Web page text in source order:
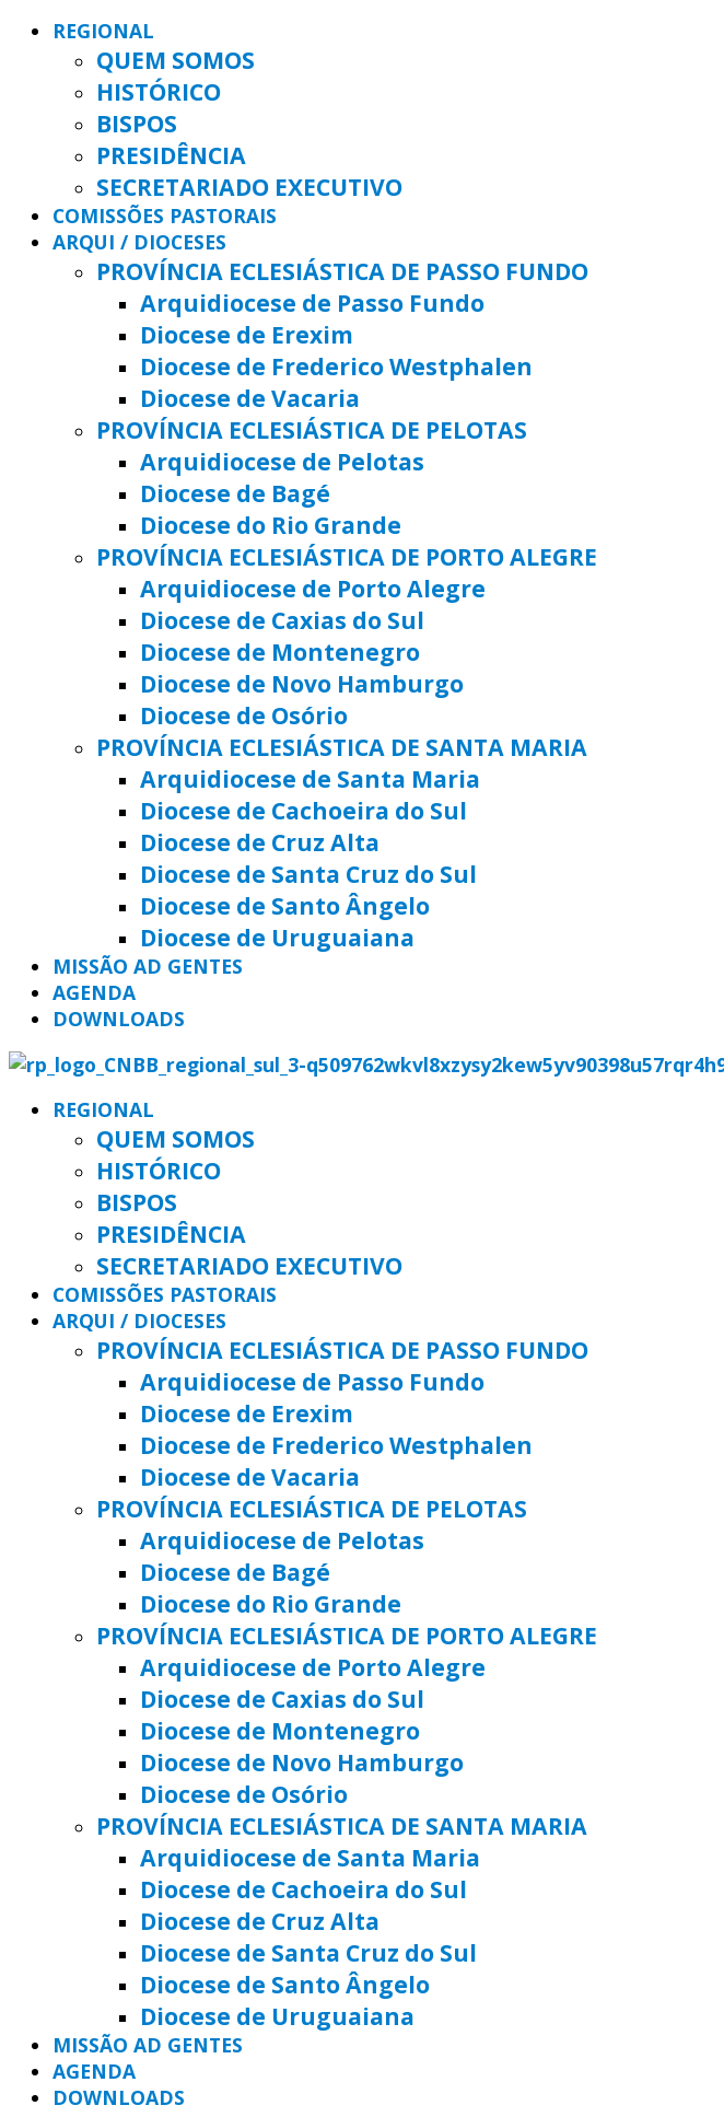
REGIONAL
QUEM SOMOS
HISTÓRICO
BISPOS
PRESIDÊNCIA
SECRETARIADO EXECUTIVO
COMISSÕES PASTORAIS
ARQUI / DIOCESES
PROVÍNCIA ECLESIÁSTICA DE PASSO FUNDO
Arquidiocese de Passo Fundo
Diocese de Erexim
Diocese de Frederico Westphalen
Diocese de Vacaria
PROVÍNCIA ECLESIÁSTICA DE PELOTAS
Arquidiocese de Pelotas
Diocese de Bagé
Diocese do Rio Grande
PROVÍNCIA ECLESIÁSTICA DE PORTO ALEGRE
Arquidiocese de Porto Alegre
Diocese de Caxias do Sul
Diocese de Montenegro
Diocese de Novo Hamburgo
Diocese de Osório
PROVÍNCIA ECLESIÁSTICA DE SANTA MARIA
Arquidiocese de Santa Maria
Diocese de Cachoeira do Sul
Diocese de Cruz Alta
Diocese de Santa Cruz do Sul
Diocese de Santo Ângelo
Diocese de Uruguaiana
MISSÃO AD GENTES
AGENDA
DOWNLOADS
REGIONAL
QUEM SOMOS
HISTÓRICO
BISPOS
PRESIDÊNCIA
SECRETARIADO EXECUTIVO
COMISSÕES PASTORAIS
ARQUI / DIOCESES
PROVÍNCIA ECLESIÁSTICA DE PASSO FUNDO
Arquidiocese de Passo Fundo
Diocese de Erexim
Diocese de Frederico Westphalen
Diocese de Vacaria
PROVÍNCIA ECLESIÁSTICA DE PELOTAS
Arquidiocese de Pelotas
Diocese de Bagé
Diocese do Rio Grande
PROVÍNCIA ECLESIÁSTICA DE PORTO ALEGRE
Arquidiocese de Porto Alegre
Diocese de Caxias do Sul
Diocese de Montenegro
Diocese de Novo Hamburgo
Diocese de Osório
PROVÍNCIA ECLESIÁSTICA DE SANTA MARIA
Arquidiocese de Santa Maria
Diocese de Cachoeira do Sul
Diocese de Cruz Alta
Diocese de Santa Cruz do Sul
Diocese de Santo Ângelo
Diocese de Uruguaiana
MISSÃO AD GENTES
AGENDA
DOWNLOADS